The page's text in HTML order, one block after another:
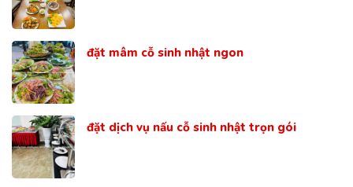
đặt mâm cỗ sinh nhật ngon
đặt dịch vụ nấu cỗ sinh nhật trọn gói